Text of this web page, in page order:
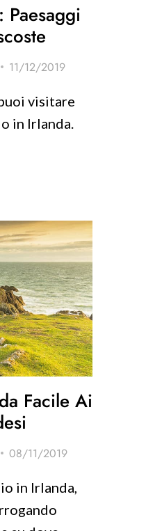
Paesaggi
11/12/2019
visitare
in Irlanda.
Facile Ai
08/11/2019
in Irlanda,